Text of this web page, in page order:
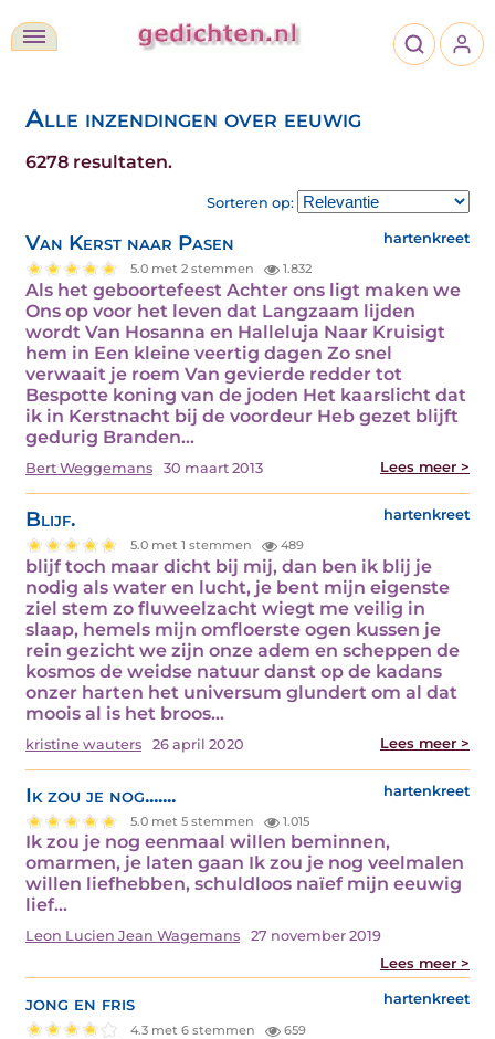
Alle inzendingen over eeuwig
6278 resultaten.
Sorteren op:
Van Kerst naar Pasen hartenkreet
5.0 met 2 stemmen 1.832
Als het geboortefeest Achter ons ligt maken we
Ons op voor het leven dat Langzaam lijden
wordt Van Hosanna en Halleluja Naar Kruisigt
hem in Een kleine veertig dagen Zo snel
verwaait je roem Van gevierde redder tot
Bespotte koning van de joden Het kaarslicht dat
ik in Kerstnacht bij de voordeur Heb gezet blijft
gedurig Branden…
Bert Weggemans 30 maart 2013 Lees meer >
Blijf. hartenkreet
5.0 met 1 stemmen 489
blijf toch maar dicht bij mij, dan ben ik blij je
nodig als water en lucht, je bent mijn eigenste
ziel stem zo fluweelzacht wiegt me veilig in
slaap, hemels mijn omfloerste ogen kussen je
rein gezicht we zijn onze adem en scheppen de
kosmos de weidse natuur danst op de kadans
onzer harten het universum glundert om al dat
moois al is het broos…
kristine wauters 26 april 2020 Lees meer >
Ik zou je nog....... hartenkreet
5.0 met 5 stemmen 1.015
Ik zou je nog eenmaal willen beminnen,
omarmen, je laten gaan Ik zou je nog veelmalen
willen liefhebben, schuldloos naïef mijn eeuwig
lief…
Leon Lucien Jean Wagemans
27 november 2019
Lees meer >
jong en fris hartenkreet
4.3 met 6 stemmen 659